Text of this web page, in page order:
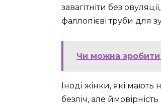
завагітніти без
фаллопієві труби для
Чи можна зробити
Іноді жінки, які
безліч, але